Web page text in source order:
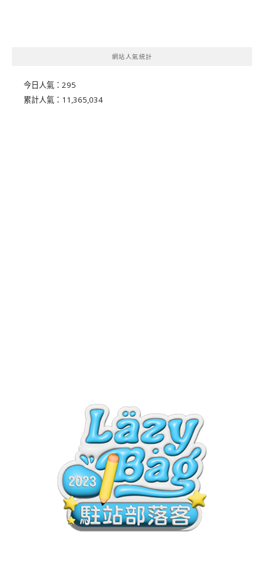
網站人氣統計
今日人氣： 295
累計人氣： 11,365,034